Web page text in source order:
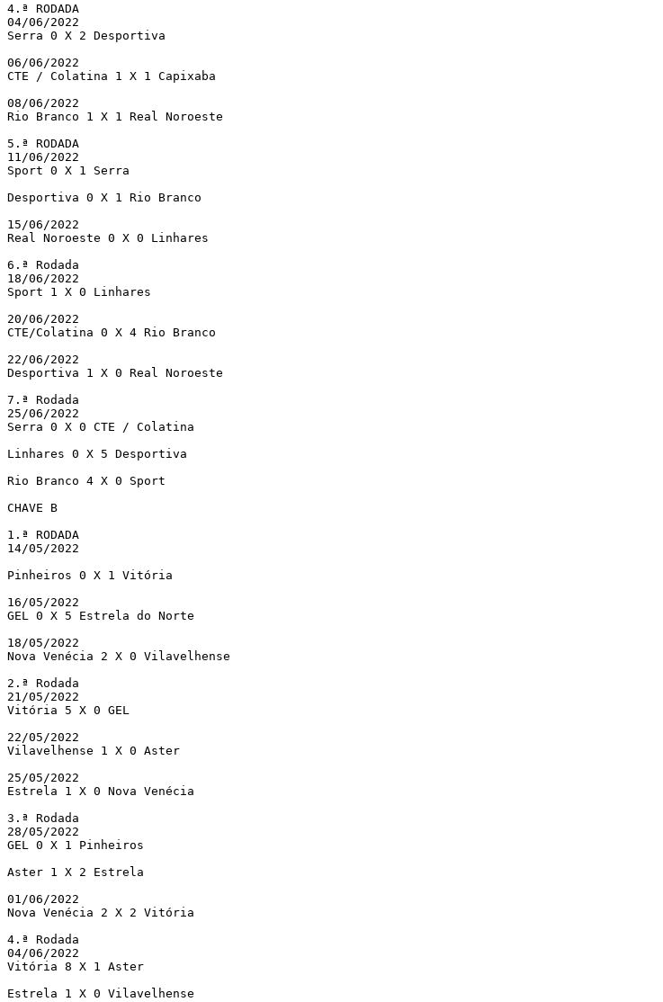
4.ª RODADA
04/06/2022
Serra 0 X 2 Desportiva
06/06/2022
CTE / Colatina 1 X 1 Capixaba
08/06/2022
Rio Branco 1 X 1 Real Noroeste
5.ª RODADA
11/06/2022
Sport 0 X 1 Serra
Desportiva 0 X 1 Rio Branco
15/06/2022
Real Noroeste 0 X 0 Linhares
6.ª Rodada
18/06/2022
Sport 1 X 0 Linhares
20/06/2022
CTE/Colatina 0 X 4 Rio Branco
22/06/2022
Desportiva 1 X 0 Real Noroeste
7.ª Rodada
25/06/2022
Serra 0 X 0 CTE / Colatina
Linhares 0 X 5 Desportiva
Rio Branco 4 X 0 Sport
CHAVE B
1.ª RODADA
14/05/2022
Pinheiros 0 X 1 Vitória
16/05/2022
GEL 0 X 5 Estrela do Norte
18/05/2022
Nova Venécia 2 X 0 Vilavelhense
2.ª Rodada
21/05/2022
Vitória 5 X 0 GEL
22/05/2022
Vilavelhense 1 X 0 Aster
25/05/2022
Estrela 1 X 0 Nova Venécia
3.ª Rodada
28/05/2022
GEL 0 X 1 Pinheiros
Aster 1 X 2 Estrela
01/06/2022
Nova Venécia 2 X 2 Vitória
4.ª Rodada
04/06/2022
Vitória 8 X 1 Aster
Estrela 1 X 0 Vilavelhense